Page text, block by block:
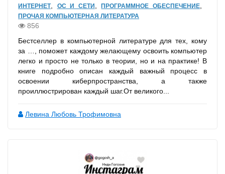
ИНТЕРНЕТ, ОС И СЕТИ ,ПРОГРАММНОЕ ОБЕСПЕЧЕНИЕ,
ПРОЧАЯ КОМПЬЮТЕРНАЯ ЛИТЕРАТУРА
856
Бестселлер в компьютерной литературе для тех, кому
за …, поможет каждому желающему освоить компьютер
легко и просто не только в теории, но и на практике! В
книге подробно описан каждый важный процесс в
освоении киберпространства, а также
проиллюстрирован каждый шаг.От великого...
Левина Любовь Трофимовна